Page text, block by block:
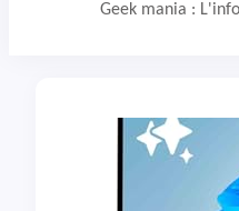
Geek mania :